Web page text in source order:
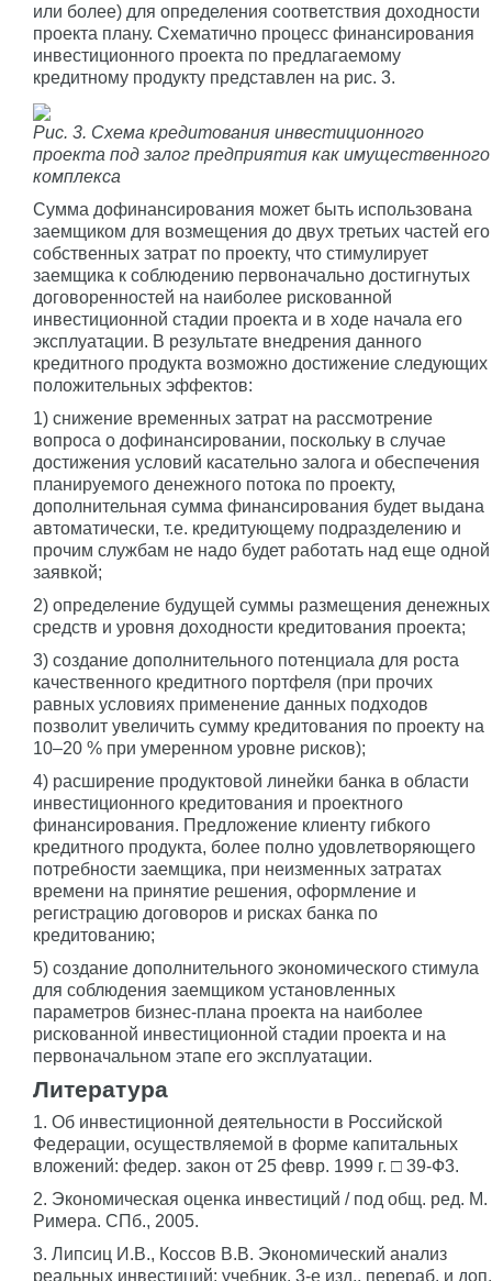
или более) для определения соответствия доходности
проекта плану. Схематично процесс финансирования
инвестиционного проекта по предлагаемому
кредитному продукту представлен на рис. 3.
Рис. 3. Схема кредитования инвестиционного
проекта под залог предприятия как имущественного
комплекса
Сумма дофинансирования может быть использована
заемщиком для возмещения до двух третьих частей его
собственных затрат по проекту, что стимулирует
заемщика к соблюдению первоначально достигнутых
договоренностей на наиболее рискованной
инвестиционной стадии проекта и в ходе начала его
эксплуатации. В результате внедрения данного
кредитного продукта возможно достижение следующих
положительных эффектов:
1) снижение временных затрат на рассмотрение
вопроса о дофинансировании, поскольку в случае
достижения условий касательно залога и обеспечения
планируемого денежного потока по проекту,
дополнительная сумма финансирования будет выдана
автоматически, т.е. кредитующему подразделению и
прочим службам не надо будет работать над еще одной
заявкой;
2) определение будущей суммы размещения денежных
средств и уровня доходности кредитования проекта;
3) создание дополнительного потенциала для роста
качественного кредитного портфеля (при прочих
равных условиях применение данных подходов
позволит увеличить сумму кредитования по проекту на
10–20 % при умеренном уровне рисков);
4) расширение продуктовой линейки банка в области
инвестиционного кредитования и проектного
финансирования. Предложение клиенту гибкого
кредитного продукта, более полно удовлетворяющего
потребности заемщика, при неизменных затратах
времени на принятие решения, оформление и
регистрацию договоров и рисках банка по
кредитованию;
5) создание дополнительного экономического стимула
для соблюдения заемщиком установленных
параметров бизнес-плана проекта на наиболее
рискованной инвестиционной стадии проекта и на
первоначальном этапе его эксплуатации.
Литература
1. Об инвестиционной деятельности в Российской
Федерации, осуществляемой в форме капитальных
вложений: федер. закон от 25 февр. 1999 г. □ 39-Ф3.
2. Экономическая оценка инвестиций / под общ. ред. М.
Римера. СПб., 2005.
3. Липсиц И.В., Коссов В.В. Экономический анализ
реальных инвестиций: учебник. 3-е изд., перераб. и доп.